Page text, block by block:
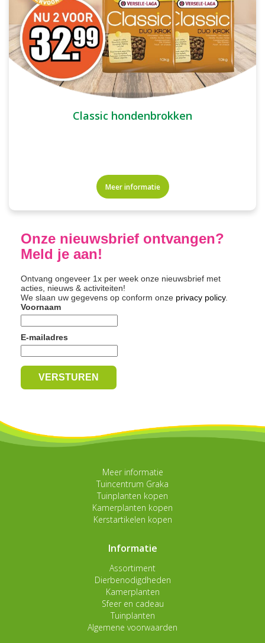
Classic hondenbrokken
Meer informatie
Onze nieuwsbrief ontvangen?
Meld je aan!
Ontvang ongeveer 1x per week onze nieuwsbrief met
acties, nieuws & activiteiten!
We slaan uw gegevens op conform onze privacy policy.
Voornaam
E-mailadres
Meer informatie
Tuincentrum Graka
Tuinplanten kopen
Kamerplanten kopen
Kerstartikelen kopen
Informatie
Assortiment
Dierbenodigdheden
Kamerplanten
Sfeer en cadeau
Tuinplanten
Algemene voorwaarden